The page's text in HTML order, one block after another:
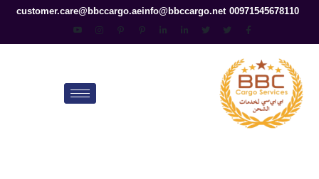
00971545678110
info@bbccargo.net
customer.care@bbccargo.ae